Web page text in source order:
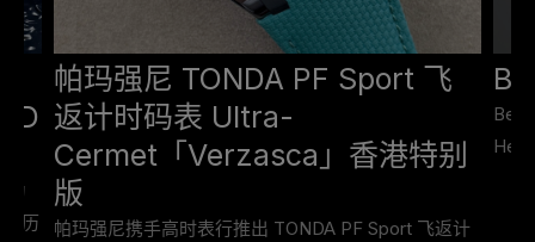
为
历
帕玛强尼 TONDA PF Sport 飞
返计时码表 Ultra-
Cermet「Verzasca」香港特别
版
帕玛强尼携手高时表行推出 TONDA PF Sport 飞返计
Bell